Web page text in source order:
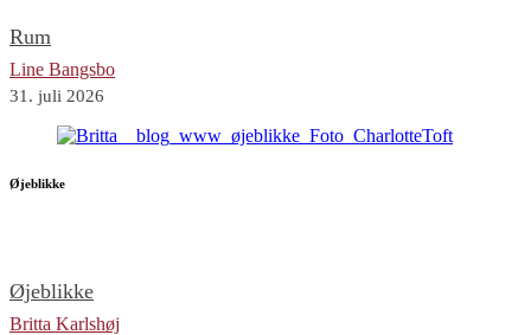
Rum
Line Bangsbo
31. juli 2026
Øjeblikke
Øjeblikke
Britta Karlshøj